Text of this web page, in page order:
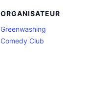
ORGANISATEUR
Greenwashing
Comedy Club